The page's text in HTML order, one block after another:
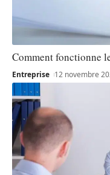
Comment fonctionne
Entreprise 12 novembre